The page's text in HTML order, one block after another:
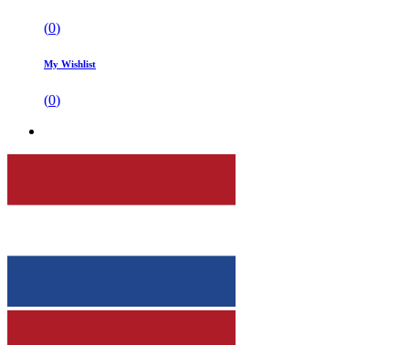
(0)
My Wishlist
(0)